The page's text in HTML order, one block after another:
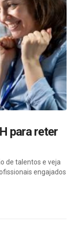
para reter
de talentos e veja
engajados